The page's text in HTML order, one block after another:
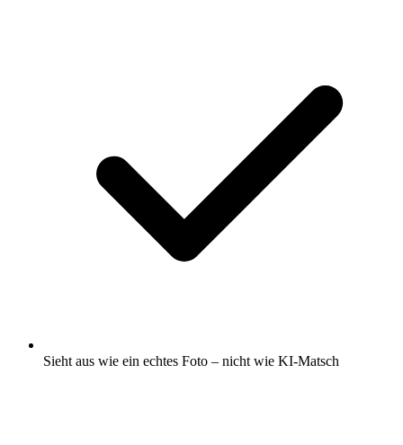
Sieht aus wie ein echtes Foto – nicht wie KI-Matsch